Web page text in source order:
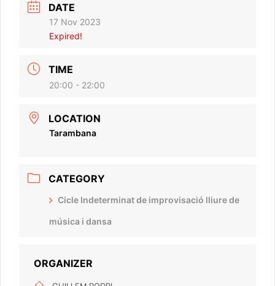
DATE
17 Nov 2023
Expired!
TIME
20:00 - 22:00
LOCATION
Tarambana
CATEGORY
Cicle Indeterminat de improvisació lliure de
música i dansa
ORGANIZER